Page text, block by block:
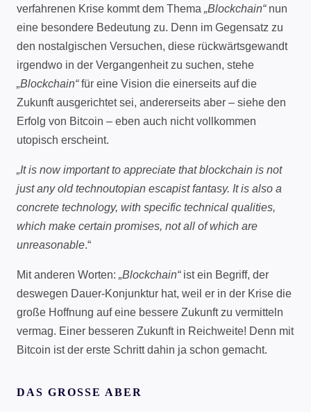
verfahrenen Krise kommt dem Thema „Blockchain“nun
eine besondere Bedeutung zu. Denn im Gegensatz zu
den nostalgischen Versuchen, diese rückwärtsgewandt
irgendwo in der Vergangenheit zu suchen, stehe
„Blockchain“für eine Vision die einerseits auf die
Zukunft ausgerichtet sei, andererseits aber – siehe den
Erfolg von Bitcoin – eben auch nicht vollkommen
utopisch erscheint.
„It is now important to appreciate that blockchain is not
just any old technoutopian escapist fantasy. It is also a
concrete technology, with specific technical qualities,
which make certain promises, not all of which are
unreasonable.“
Mit anderen Worten: „Blockchain“ist ein Begriff, der
deswegen Dauer-Konjunktur hat, weil er in der Krise die
große Hoffnung auf eine bessere Zukunft zu vermitteln
vermag. Einer besseren Zukunft in Reichweite! Denn mit
Bitcoin ist der erste Schritt dahin ja schon gemacht.
DAS GROSSE ABER